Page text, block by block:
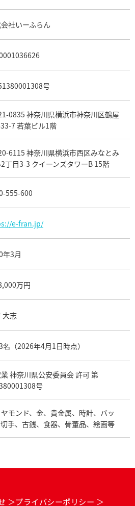
ラス買取
ン買取
取
社いーふらん
号
0835 神奈川県横浜市神奈川区鶴屋
7 若葉ビル1階
6115 神奈川県横浜市西区みなとみ
丁目3-3 クイーンズタワーB 15階
555-600
e-fran.jp/
年3月
万円
大志
名（2026年4月1日時点）
神奈川県公安委員会 許可 第
号
モンド、金、貴金属、時計、バッ
手、古銭、食器、骨董品、絵画等
プライバシーポリシー